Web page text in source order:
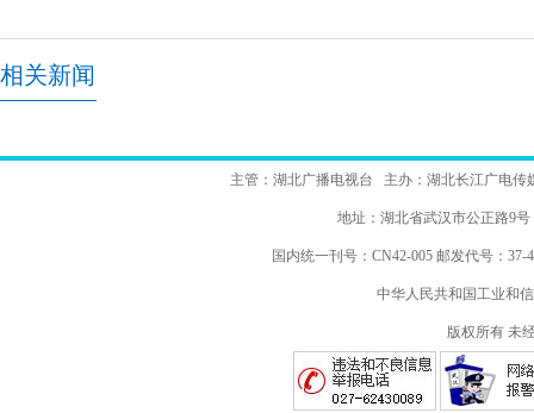
相关新闻
主管：湖北广播电视台 主办：湖北长江广电
地址：湖北省武汉市
国内统一刊号：CN42-005 邮发代号：
中华人民共和国工业和
版权所有 未